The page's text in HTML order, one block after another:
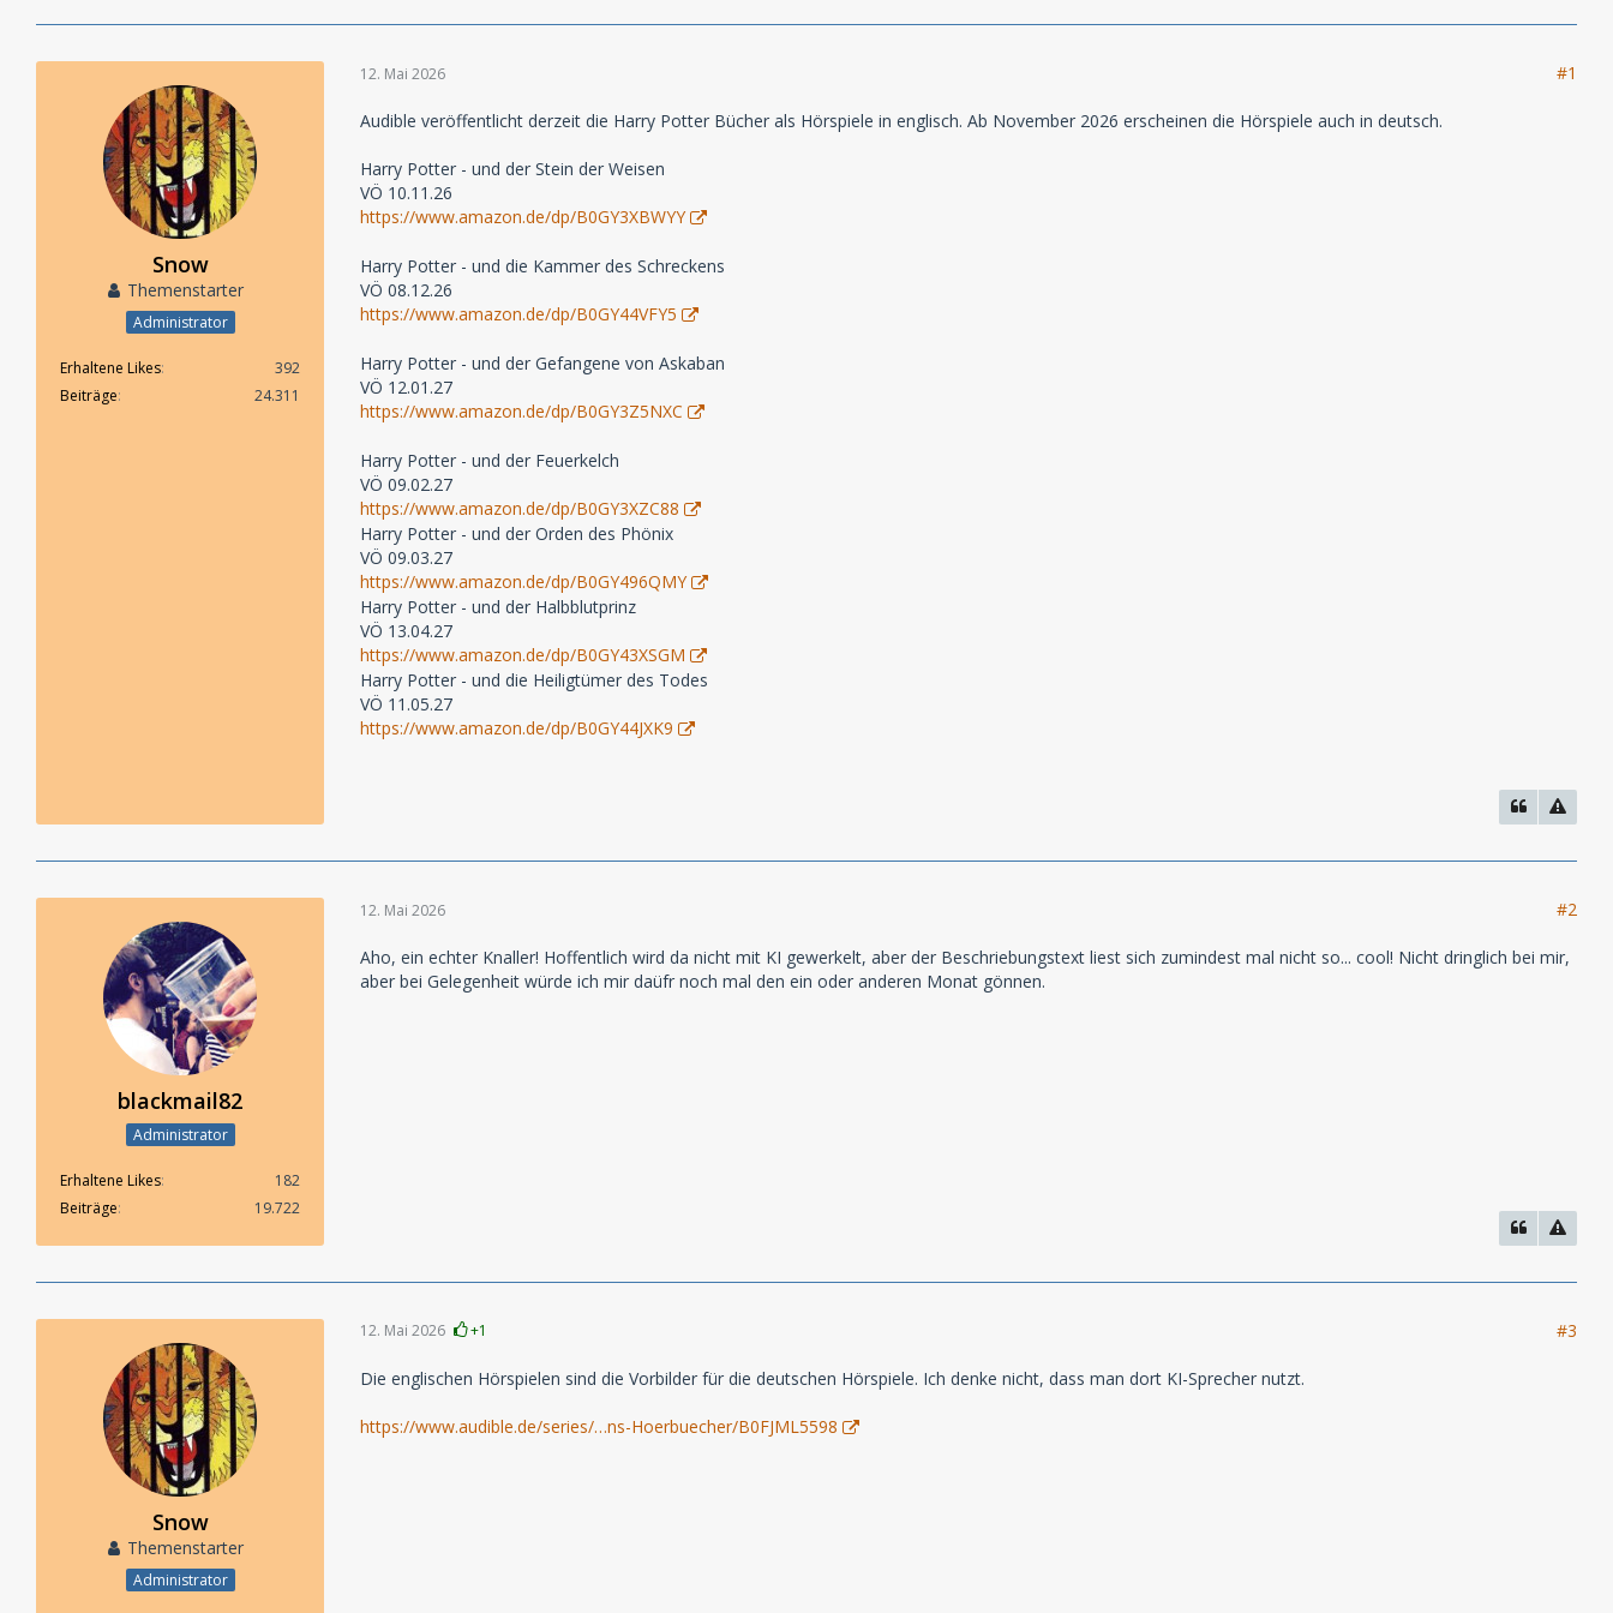
Snow
Themenstarter
Administrator
Erhaltene Likes
392
Beiträge
24.311
12. Mai 2026 #1
Audible veröffentlicht derzeit die Harry Potter Bücher als Hörspiele in englisch. Ab November 2026 erscheinen die Hörspiele auch in deutsch.
Harry Potter - und der Stein der Weisen
VÖ 10.11.26
https://www.amazon.de/dp/B0GY3XBWYY
Harry Potter - und die Kammer des Schreckens
VÖ 08.12.26
https://www.amazon.de/dp/B0GY44VFY5
Harry Potter - und der Gefangene von Askaban
VÖ 12.01.27
https://www.amazon.de/dp/B0GY3Z5NXC
Harry Potter - und der Feuerkelch
VÖ 09.02.27
https://www.amazon.de/dp/B0GY3XZC88
Harry Potter - und der Orden des Phönix
VÖ 09.03.27
https://www.amazon.de/dp/B0GY496QMY
Harry Potter - und der Halbblutprinz
VÖ 13.04.27
https://www.amazon.de/dp/B0GY43XSGM
Harry Potter - und die Heiligtümer des Todes
VÖ 11.05.27
https://www.amazon.de/dp/B0GY44JXK9
blackmail82
Administrator
Erhaltene Likes
182
Beiträge
19.722
12. Mai 2026 #2
Aho, ein echter Knaller! Hoffentlich wird da nicht mit KI gewerkelt, aber der Beschriebungstext liest sich zumindest mal nicht so... cool! Nicht dringlich bei mir,
aber bei Gelegenheit würde ich mir daüfr noch mal den ein oder anderen Monat gönnen.
Snow
Themenstarter
Administrator
12. Mai 2026 +1 #3
Die englischen Hörspielen sind die Vorbilder für die deutschen Hörspiele. Ich denke nicht, dass man dort KI-Sprecher nutzt.
https://www.audible.de/series/…ns-Hoerbuecher/B0FJML5598